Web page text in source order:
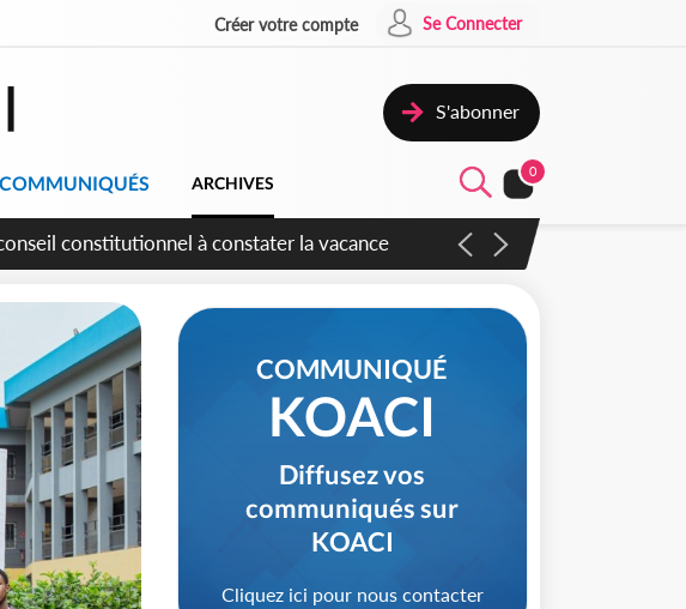
Créer votre compte Se Connecter
S'abonner
COMMUNIQUÉS ARCHIVES
0
mouvements sauvages
COMMUNIQUÉ
KOACI
Diffusez vos
communiqués sur
KOACI
Cliquez ici pour nous contacter